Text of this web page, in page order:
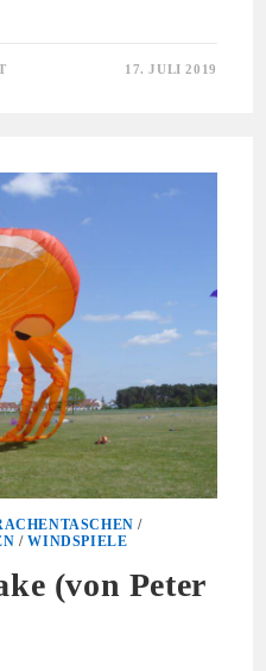
17. JULI 2019
/
/WINDSPIELE
(von Peter